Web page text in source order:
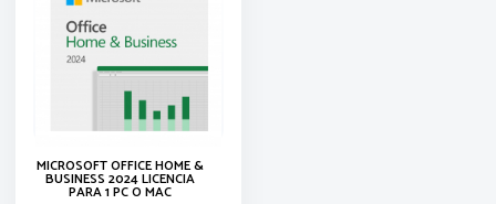
MICROSOFT OFFICE HOME &
BUSINESS 2024 LICENCIA
PARA 1 PC O MAC